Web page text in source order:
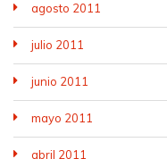
agosto 2011
julio 2011
junio 2011
mayo 2011
abril 2011